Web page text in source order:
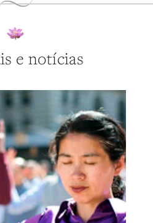
e notícias